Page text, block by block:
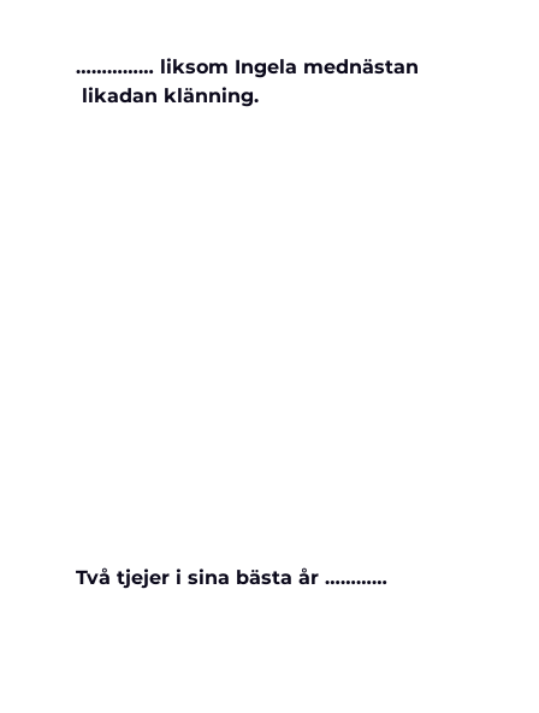
…………… liksom Ingela mednästan
likadan klänning.
Två tjejer i sina bästa år …………